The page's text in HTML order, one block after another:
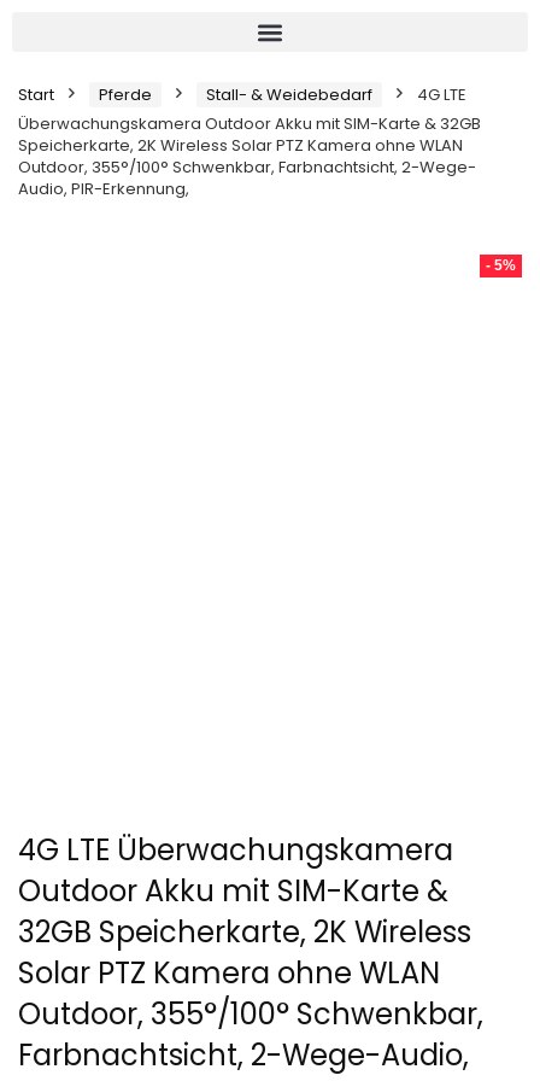
Start Pferde Stall- & Weidebedarf
4G LTE
Überwachungskamera Outdoor Akku mit SIM-Karte & 32GB
Speicherkarte, 2K Wireless Solar PTZ Kamera ohne WLAN
Outdoor, 355°/100° Schwenkbar, Farbnachtsicht, 2-Wege-
Audio, PIR-Erkennung,
- 5%
4G LTE Überwachungskamera
Outdoor Akku mit SIM-Karte &
32GB Speicherkarte, 2K Wireless
Solar PTZ Kamera ohne WLAN
Outdoor, 355°/100° Schwenkbar,
Farbnachtsicht, 2-Wege-Audio,